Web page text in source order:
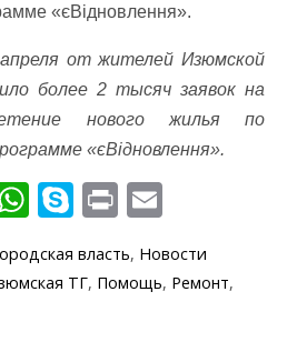
«єВідновлення».
от жителей Изюмской
более 2 тысяч заявок на
нового жилья по
«єВідновлення».
W
at
S
y
p
Pr
t ai
l
власть, Новости
ТГ, Помощь, Ремонт,